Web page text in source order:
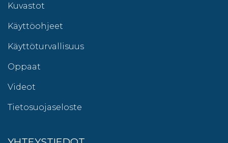
Kuvastot
Käyttöohjeet
Käyttöturvallisuus
Oppaat
Videot
Tietosuojaseloste